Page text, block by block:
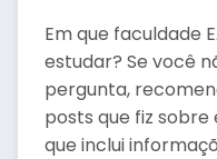
Em que faculdade
estudar? Se você
pergunta,
posts que fiz sobre
que inclui